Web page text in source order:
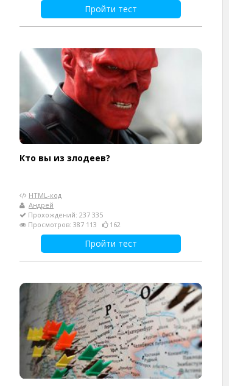
Пройти тест
Кто вы из злодеев?
HTML-код
Андрей
Прохождений: 237 335
Просмотров: 387 113
162
Пройти тест